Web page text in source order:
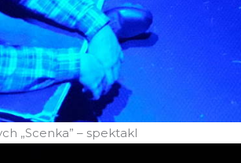
„Scenka” – spektakl